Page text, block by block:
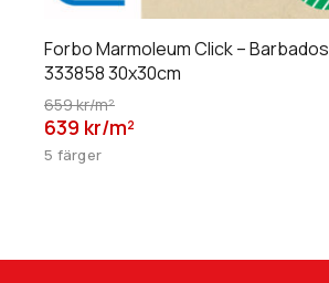
Forbo Marmoleum Click – Barbados
333858 30x30cm
659 kr/m²
639 kr/m²
5 färger